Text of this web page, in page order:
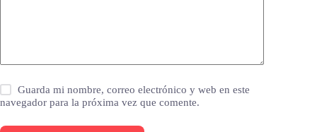
Guarda mi nombre, correo electrónico y web en este
navegador para la próxima vez que comente.